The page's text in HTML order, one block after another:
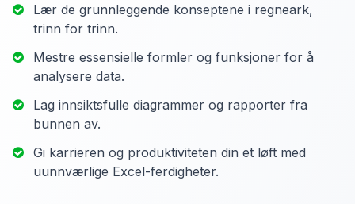
Lær de grunnleggende konseptene i regneark,
trinn for trinn.
Mestre essensielle formler og funksjoner for å
analysere data.
Lag innsiktsfulle diagrammer og rapporter fra
bunnen av.
Gi karrieren og produktiviteten din et løft med
uunnværlige Excel-ferdigheter.